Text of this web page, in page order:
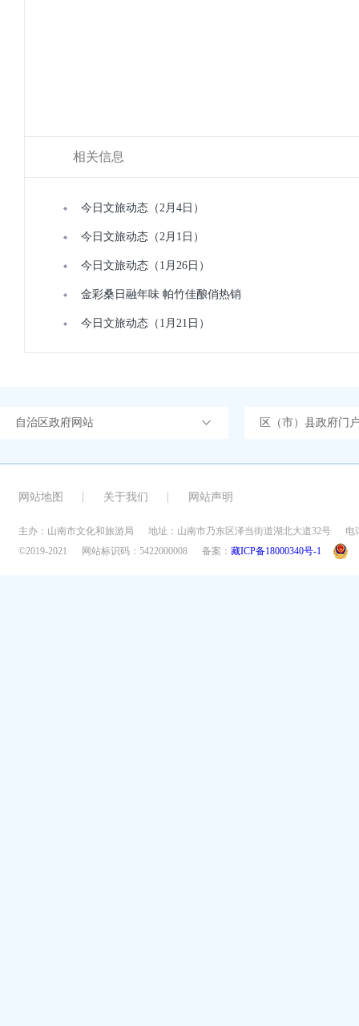
相关信息
今日文旅动态（2月4日）
今日文旅动态（2月1日）
今日文旅动态（1月26日）
金彩桑日融年味 帕竹佳酿俏热销
今日文旅动态（1月21日）
自治区政府网站 区（市）县政府门
网站地图 关于我们 网站声明
主办：山南市文化和旅游局 地址：山南市乃东区泽当街道湖北大道32号
电
©2019-2021
网站标识码：5422000008 备案： 藏ICP备18000340号-1